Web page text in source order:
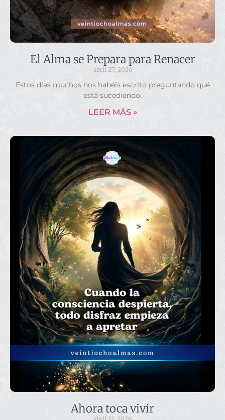
El Alma se Prepara para Renacer
abril 27, 2026
Estos días muchos nos habéis escrito preguntando qué
está sucediendo.
LEER MÁS »
Ahora toca vivir